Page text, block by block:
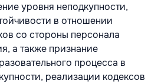
уровня неподкупности,
в отношении
со стороны персонала
а также признание
процесса в
реализации кодексов